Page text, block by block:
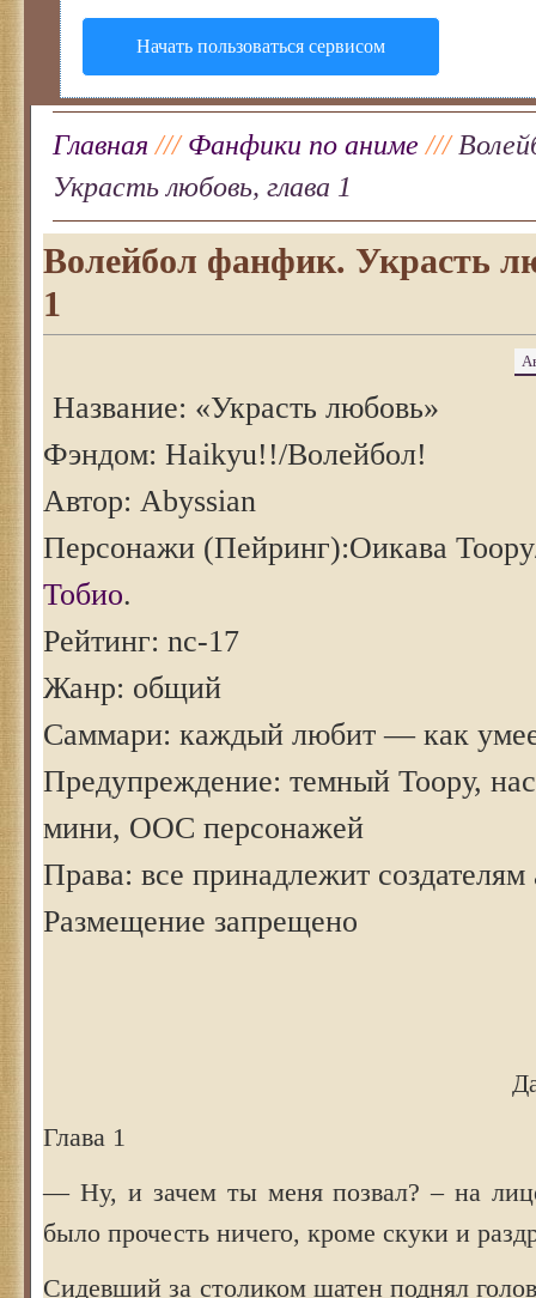
Начать пользоваться сервисом
Главная ///Фанфики по аниме ///
Украсть любовь, глава 1
Волейбол фанфик. Украсть
1
Название: «Украсть любовь»
Фэндом: Haikyu!!/Волейбол!
Автор: Abyssian
Персонажи (Пейринг):Оикава
Тобио.
Рейтинг: nc-17
Жанр: общий
Саммари: каждый любит — как
Предупреждение: темный Тоору,
мини, ООС персонажей
Права: все принадлежит
Размещение запрещено
Глава 1
— Ну, и зачем ты меня позвал? – на
было прочесть ничего, кроме скуки и
Сидевший за столиком шатен поднял